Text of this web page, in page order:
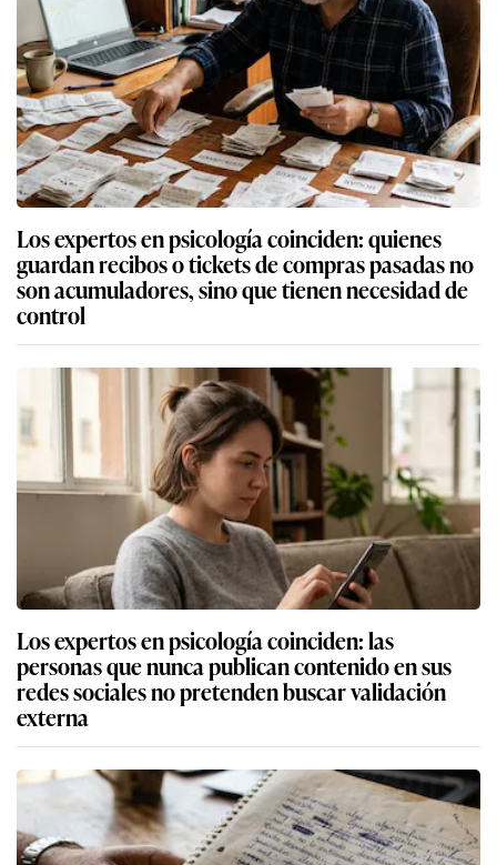
Los expertos en psicología coinciden: quienes
guardan recibos o tickets de compras pasadas no
son acumuladores, sino que tienen necesidad de
control
Los expertos en psicología coinciden: las
personas que nunca publican contenido en sus
redes sociales no pretenden buscar validación
externa